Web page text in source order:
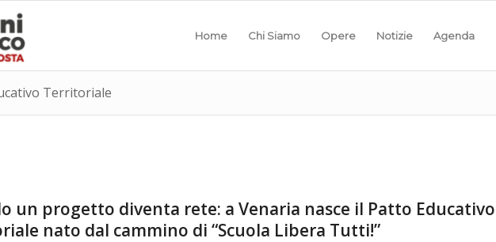
Home Chi Siamo Opere Notizie Agenda
Territoriale
un progetto diventa rete: a Venaria nasce il Patto Educativo
nato dal cammino di “Scuola Libera Tutti!”